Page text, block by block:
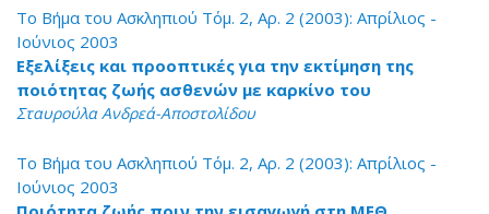
Το Βήμα του Ασκληπιού Τόμ. 2, Αρ. 2 (2003): Απρίλιος -
Ιούνιος 2003
Εξελίξεις και προοπτικές για την εκτίμηση της
ποιότητας ζωής ασθενών με καρκίνο του
Σταυρούλα Ανδρεά-Αποστολίδου
Το Βήμα του Ασκληπιού Τόμ. 2, Αρ. 2 (2003): Απρίλιος -
Ιούνιος 2003